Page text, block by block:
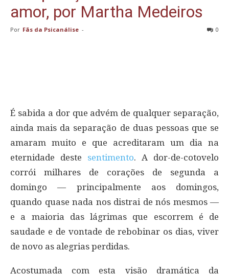
amor, por Martha Medeiros
Por Fãs da Psicanálise - 0
É sabida a dor que advém de qualquer separação,
ainda mais da separação de duas pessoas que se
amaram muito e que acreditaram um dia na
eternidade deste sentimento. A dor-de-cotovelo
corrói milhares de corações de segunda a
domingo — principalmente aos domingos,
quando quase nada nos distrai de nós mesmos —
e a maioria das lágrimas que escorrem é de
saudade e de vontade de rebobinar os dias, viver
de novo as alegrias perdidas.
Acostumada com esta visão dramática da